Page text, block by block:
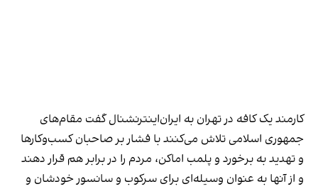
کارمند یک کافه در تهران به ایران‌اینترنشنال گفت مقام‌های
جمهوری اسلامی تلاش می‌کنند با فشار بر صاحبان کسب‌وکارها
و تهدید به برخورد و پلمب اماکن، مردم را در برابر هم قرار دهند
و از آنها به عنوان وسیله‌ای برای سرکوب و سانسور خودشان و